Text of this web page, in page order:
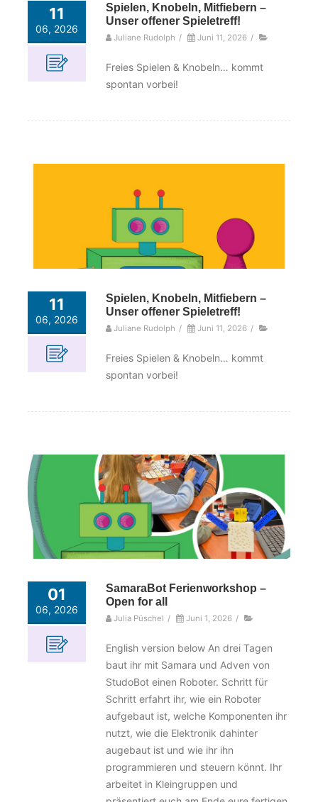
11
06, 2026
Spielen, Knobeln, Mitfiebern –
Unser offener Spieletreff!
Juliane Rudolph / Juni 11, 2026 /
Freies Spielen & Knobeln… kommt
spontan vorbei!
11
06, 2026
Spielen, Knobeln, Mitfiebern –
Unser offener Spieletreff!
Juliane Rudolph / Juni 11, 2026 /
Freies Spielen & Knobeln… kommt
spontan vorbei!
01
06, 2026
SamaraBot Ferienworkshop –
Open for all
Julia Püschel / Juni 1, 2026 /
English version below An drei Tagen
baut ihr mit Samara und Adven von
StudoBot einen Roboter. Schritt für
Schritt erfahrt ihr, wie ein Roboter
aufgebaut ist, welche Komponenten ihr
nutzt, wie die Elektronik dahinter
augebaut ist und wie ihr ihn
programmieren und steuern könnt. Ihr
arbeitet in Kleingruppen und